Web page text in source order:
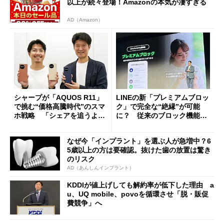
以上が続々登場！Amazonの本気が凄すぎる
AD（Amazon）
シャープが「AQUOS R11」
で挑む“価格高騰時代”のスマ
ホ戦略 「シェアを追うより
LINEの新「プレミアムブロッ
ク」で完全な“絶縁”が可能
に？ 従来のブロック機能と
なぜ今「インプラント」を選ぶ人が急増中？6
5歳以上の方は要確認。抜けた歯の放置は驚き
のリスク
AD（あんしんインプラント）
KDDIが値上げしても解約率が低下した理由 a
u、UQ mobile、povoを循環させ「脱・販促
費競争」へ